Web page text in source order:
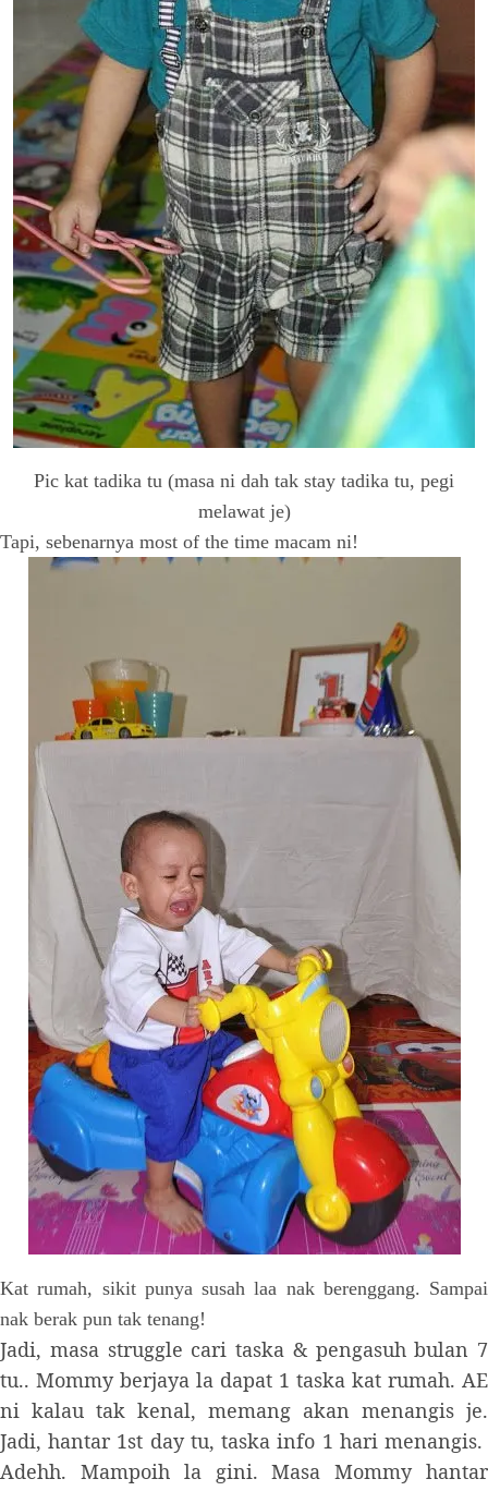
Pic kat tadika tu (masa ni dah tak stay tadika tu, pegi
melawat je)
Tapi, sebenarnya most of the time macam ni!
Kat rumah, sikit punya susah laa nak berenggang. Sampai
nak berak pun tak tenang!
Jadi, masa struggle cari taska & pengasuh bulan 7
tu.. Mommy berjaya la dapat 1 taska kat rumah. AE
ni kalau tak kenal, memang akan menangis je.
Jadi, hantar 1st day tu, taska info 1 hari menangis.
Adehh. Mampoih la gini. Masa Mommy hantar